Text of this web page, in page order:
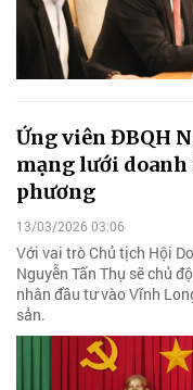
Ứng viên ĐBQH
mạng lưới
phương
13/03/2026 03:06
Với vai trò Chủ tịch Hội
Nguyễn Tấn Thụ sẽ chủ
nhân đầu tư vào Vĩnh
sản.